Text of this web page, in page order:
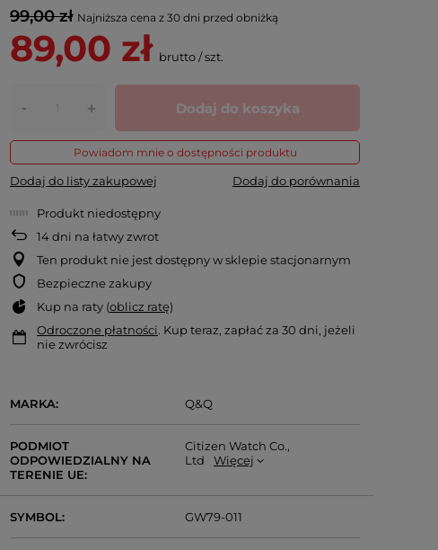
99,00 zł Najniższa cena z 30 dni przed obniżką
89,00 zł brutto/szt.
- + Dodaj do koszyka
Powiadom mnie o dostępności produktu
Dodaj do listy zakupowej Dodaj do porównania
Produkt niedostępny
14dni na łatwy zwrot
Ten produkt nie jest dostępny w sklepie stacjonarnym
Bezpieczne zakupy
Kup na raty (oblicz ratę)
Odroczone płatności. Kup teraz, zapłać za 30 dni, jeżeli
nie zwrócisz
MARKA Q&Q
PODMIOT
ODPOWIEDZIALNY NA
TERENIE UE
Citizen Watch Co.,
Ltd
Więcej
SYMBOL GW79-011